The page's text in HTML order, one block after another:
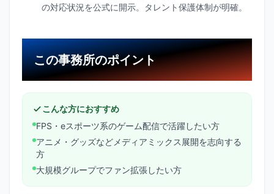
の対応状況を公式に開示。タレント保護体制が明確。
この事務所のポイント
こんな方におすすめ
FPS・eスポーツ系のゲーム配信で活躍したい方
アニメ・グッズなどメディアミックス展開を志向する
方
大規模グループでファン拡張したい方